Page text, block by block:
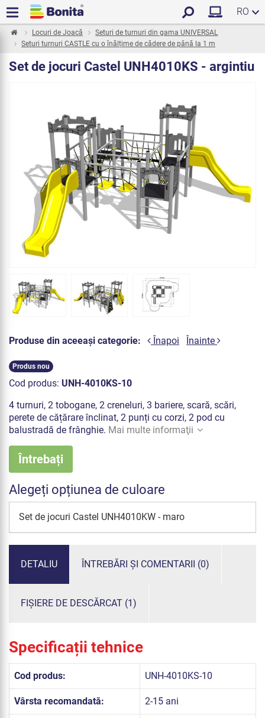
RO
Locuri de Joacă
Seturi de turnuri din gama UNIVERSAL
Seturi turnuri CASTLE cu o înălțime de cădere de până la 1 m
Set de jocuri Castel UNH4010KS - argintiu
Produse din aceeași categorie: Înapoi Înainte
Produs nou
Cod produs: UNH-4010KS-10
4 turnuri, 2 tobogane, 2 creneluri, 3 bariere, scară, scări,
perete de cățărare înclinat, 2 punți cu corzi, 2 pod cu
balustradă de frânghie. Mai multe informaţii
Întrebați
Alegeți opțiunea de culoare
Set de jocuri Castel UNH4010KW - maro
DETALIU ÎNTREBĂRI ȘI COMENTARII (0)
FIȘIERE DE DESCĂRCAT (1)
Specificații tehnice
Cod produs: UNH-4010KS-10
Vârsta recomandată: 2-15 ani